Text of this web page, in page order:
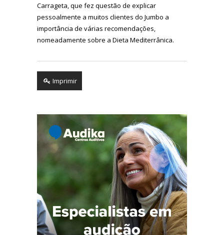
Carrageta, que fez questão de explicar
pessoalmente a muitos clientes do Jumbo a
importância de várias recomendações,
nomeadamente sobre a Dieta Mediterrânica.
Imprimir